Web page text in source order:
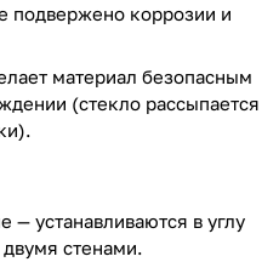
подвержено коррозии и
материал безопасным
(стекло рассыпается
— устанавливаются в углу
стенами.